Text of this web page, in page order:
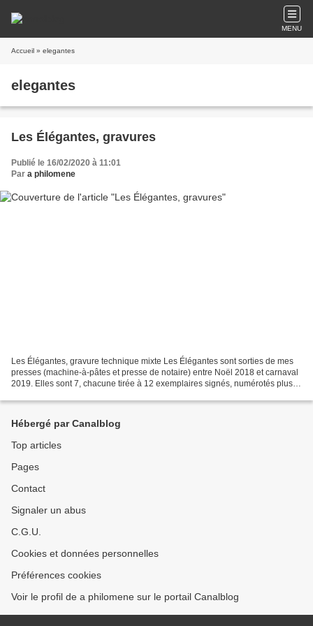
MENU
Accueil » elegantes
elegantes
Les Élégantes, gravures
Publié le 16/02/2020 à 11:01
Par a philomene
Les Élégantes, gravure technique mixte Les Élégantes sont sorties de mes
presses (machine-à-pâtes et presse de notaire) entre Noël 2018 et carnaval
2019. Elles sont 7, chacune tirée à 12 exemplaires signés, numérotés plus 2
Hébergé par Canalblog
Top articles
Pages
Contact
Signaler un abus
C.G.U.
Cookies et données personnelles
Préférences cookies
Voir le profil de a philomene sur le portail Canalblog